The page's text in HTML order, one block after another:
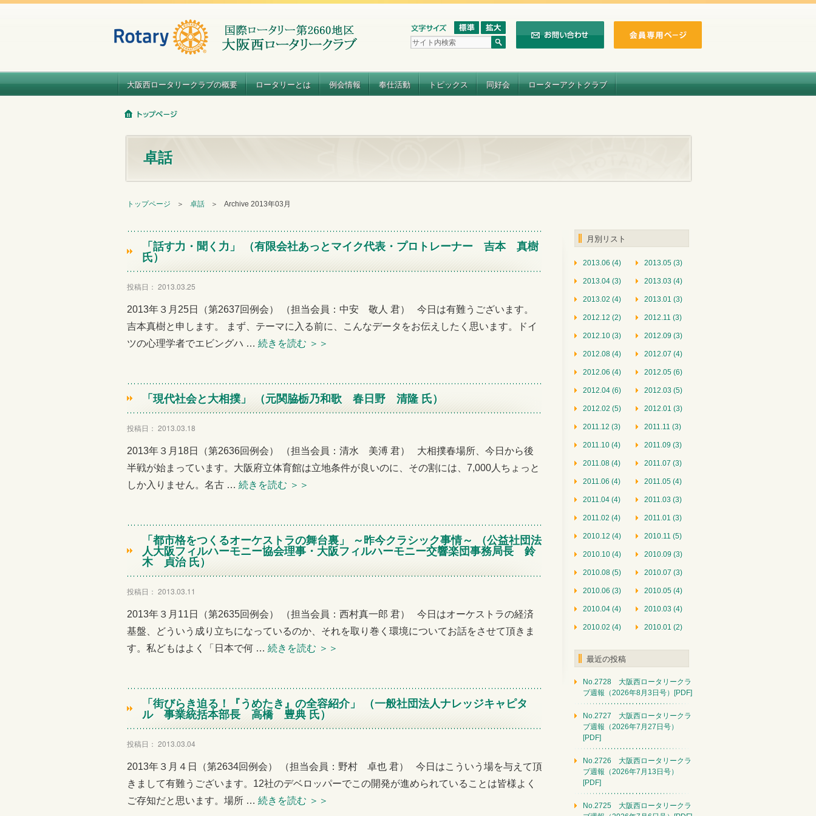
大阪西ロータリークラブの概要 ロータリーとは 例会情報 奉仕活動 トピックス 同好会 ローターアクトクラブ
卓話
トップページ ＞ 卓話 ＞ Archive 2013年03月
「話す力・聞く力」 （有限会社あっとマイク代表・プロトレーナー 吉本 真樹
氏）
投稿日： 2013.03.25
2013年３月25日（第2637回例会） （担当会員：中安 敬人 君） 今日は有難うございます。
吉本真樹と申します。 まず、テーマに入る前に、こんなデータをお伝えしたく思います。ドイ
ツの心理学者でエビングハ … 続きを読む ＞＞
「現代社会と大相撲」 （元関脇栃乃和歌 春日野 清隆 氏）
投稿日： 2013.03.18
2013年３月18日（第2636回例会） （担当会員：清水 美溥 君） 大相撲春場所、今日から後
半戦が始まっています。大阪府立体育館は立地条件が良いのに、その割には、7,000人ちょっと
しか入りません。名古 … 続きを読む ＞＞
「都市格をつくるオーケストラの舞台裏」 ～昨今クラシック事情～ （公益社団法
人大阪フィルハーモニー協会理事・大阪フィルハーモニー交響楽団事務局長 鈴
木 貞治 氏）
投稿日： 2013.03.11
2013年３月11日（第2635回例会） （担当会員：西村真一郎 君） 今日はオーケストラの経済
基盤、どういう成り立ちになっているのか、それを取り巻く環境についてお話をさせて頂きま
す。私どもはよく「日本で何 … 続きを読む ＞＞
「街びらき迫る！『うめたき』の全容紹介」 （一般社団法人ナレッジキャピタ
ル 事業統括本部長 高橋 豊典 氏）
投稿日： 2013.03.04
2013年３月４日（第2634回例会） （担当会員：野村 卓也 君） 今日はこういう場を与えて頂
きまして有難うございます。12社のデベロッパーでこの開発が進められていることは皆様よく
ご存知だと思います。場所 … 続きを読む ＞＞
月別リスト
2013.06 (4) 2013.05 (3)
2013.04 (3) 2013.03 (4)
2013.02 (4) 2013.01 (3)
2012.12 (2) 2012.11 (3)
2012.10 (3) 2012.09 (3)
2012.08 (4) 2012.07 (4)
2012.06 (4) 2012.05 (6)
2012.04 (6) 2012.03 (5)
2012.02 (5) 2012.01 (3)
2011.12 (3) 2011.11 (3)
2011.10 (4) 2011.09 (3)
2011.08 (4) 2011.07 (3)
2011.06 (4) 2011.05 (4)
2011.04 (4) 2011.03 (3)
2011.02 (4) 2011.01 (3)
2010.12 (4) 2010.11 (5)
2010.10 (4) 2010.09 (3)
2010.08 (5) 2010.07 (3)
2010.06 (3) 2010.05 (4)
2010.04 (4) 2010.03 (4)
2010.02 (4) 2010.01 (2)
最近の投稿
No.2728 大阪西ロータリークラ
ブ週報（2026年8月3日号）[PDF]
No.2727 大阪西ロータリークラ
ブ週報（2026年7月27日号）
[PDF]
No.2726 大阪西ロータリークラ
ブ週報（2026年7月13日号）
[PDF]
No.2725 大阪西ロータリークラ